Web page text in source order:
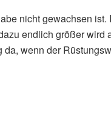
nicht gewachsen
endlich größer wird
wenn der